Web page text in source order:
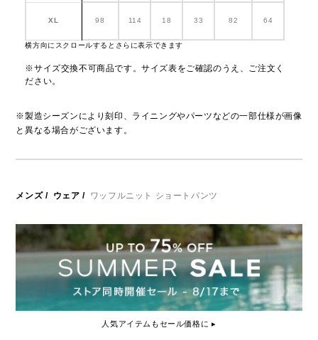
XL 98 114 18 33 82 64
横方向にスクロールするとさらに表示できます
※サイズ交換不可商品です。サイズ表をご確認のうえ、ご注文く
ださい。
※製造シーズンにより刻印、ライニングやパーツなどの一部仕様が画像
と異なる場合がございます。
メンズ/ ウェア / ワッフルニット ショートパンツ
人気アイテムもセール価格に ▸